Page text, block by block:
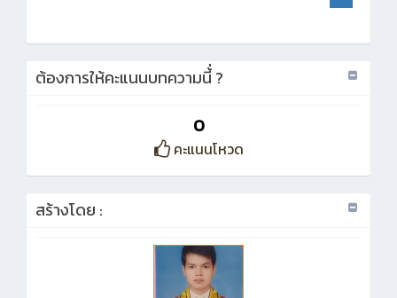
ต้องการให้คะแนนบทความนี้่ ?
0
คะแนนโหวด
สร้างโดย :